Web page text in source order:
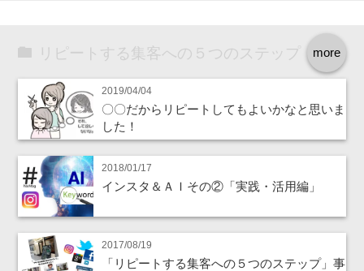
more
リピートする集客への５つのステップ
2019/04/04
〇〇だからリピートしてもよいかなと思いま
した！
2018/01/17
インスタ＆ＡＩその②「実践・活用編」
2017/08/19
「リピートする集客への５つのステップ」事